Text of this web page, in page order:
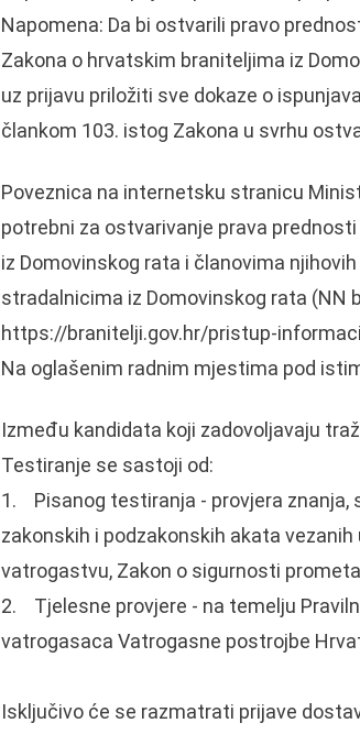
Napomena: Da bi ostvarili pravo
Zakona o hrvatskim braniteljima iz
uz prijavu priložiti sve dokaze o
člankom 103. istog Zakona u svrhu
Poveznica na internetsku stranicu
potrebni za ostvarivanje prava
iz Domovinskog rata i članovima
stradalnicima iz Domovinskog rata (NN
https://branitelji.gov.hr/pristup-
Na oglašenim radnim mjestima pod
Između kandidata koji zadovoljavaju
Testiranje se sastoji od:
1. Pisanog testiranja - provjera znanja,
zakonskih i podzakonskih akata
vatrogastvu, Zakon o sigurnosti
2. Tjelesne provjere - na temelju
vatrogasaca Vatrogasne postrojbe
Isključivo će se razmatrati prijave